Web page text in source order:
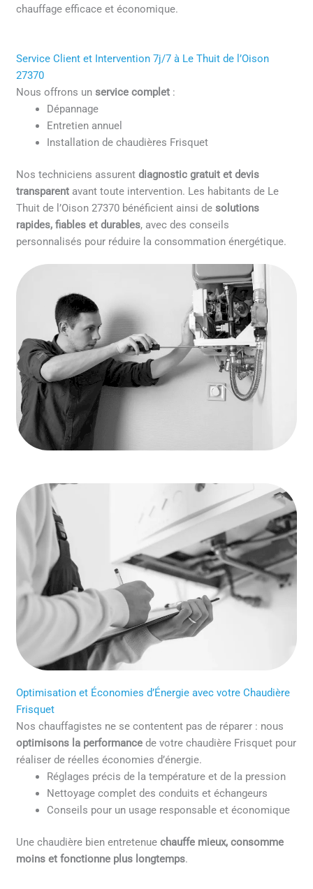
chauffage efficace et économique.
Service Client et Intervention 7j/7 à Le Thuit de l’Oison
27370
Nous offrons unservice complet :
Dépannage
Entretien annuel
Installation de chaudières Frisquet
Nos techniciens assurentdiagnostic gratuit et devis
transparent avant toute intervention. Les habitants de Le
Thuit de l’Oison 27370 bénéficient ainsi desolutions
rapides, fiables et durables, avec des conseils
personnalisés pour réduire la consommation énergétique.
Optimisation et Économies d’Énergie avec votre Chaudière
Frisquet
Nos chauffagistes ne se contentent pas de réparer : nous
optimisons la performance de votre chaudière Frisquet pour
réaliser de réelles économies d’énergie.
Réglages précis de la température et de la pression
Nettoyage complet des conduits et échangeurs
Conseils pour un usage responsable et économique
Une chaudière bien entretenuechauffe mieux, consomme
moins et fonctionne plus longtemps.